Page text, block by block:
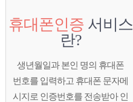
휴대폰인증 서비스
란?
생년월일과 본인 명의 휴대폰
번호를 입력하고 휴대폰 문자메
시지로 인증번호를 전송받아 인